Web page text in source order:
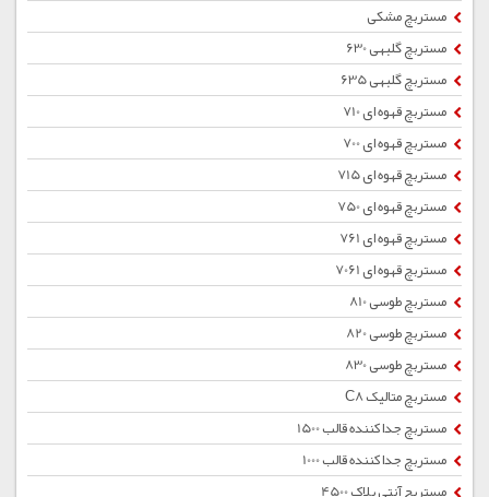
مستربچ مشکی
مستربچ گلبهی 630
مستربچ گلبهی 635
مستربچ قهوه ای 710
مستربچ قهوه ای 700
مستربچ قهوه ای 715
مستربچ قهوه ای 750
مستربچ قهوه ای 761
مستربچ قهوه ای 7061
مستربچ طوسی 810
مستربچ طوسی 820
مستربچ طوسی 830
مستربچ متالیک C8
مستربچ جداکننده قالب 1500
مستربچ جداکننده قالب 1000